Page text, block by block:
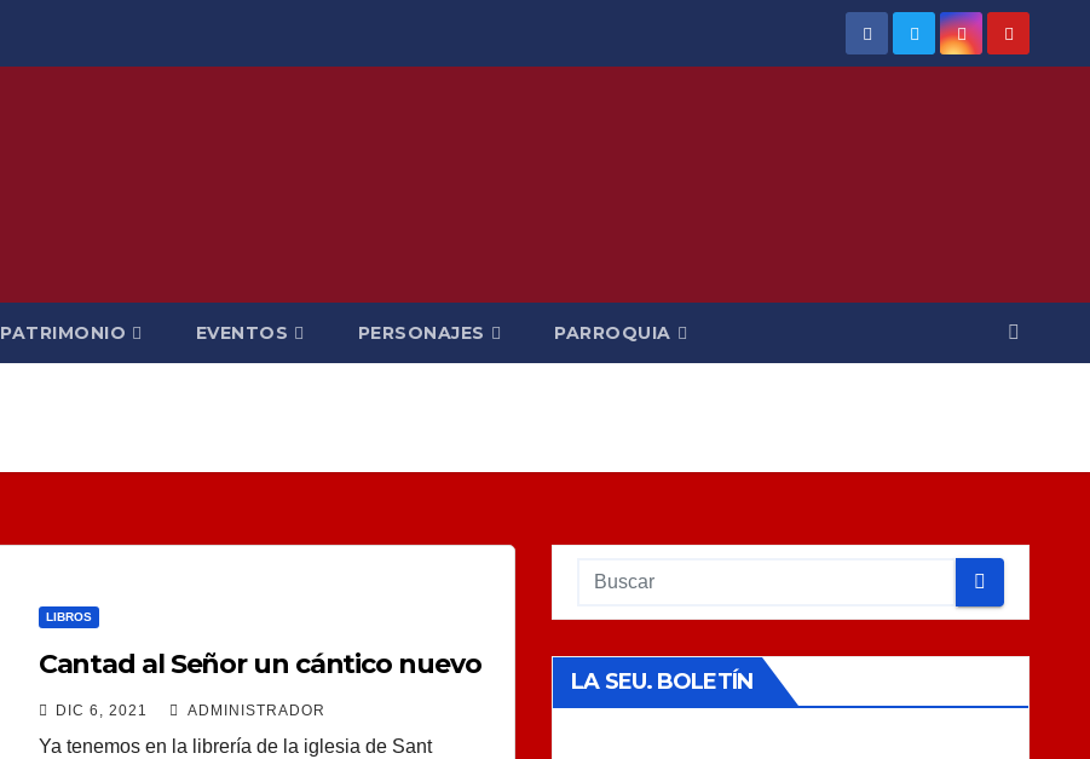
PATRIMONIO EVENTOS PERSONAJES PARROQUIA
LIBROS
Cantad al Señor un cántico nuevo
DIC 6, 2021 ADMINISTRADOR
Ya tenemos en la librería de la iglesia de Sant
LA SEU. BOLETÍN